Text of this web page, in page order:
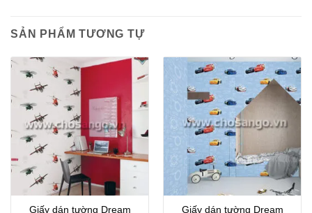
SẢN PHẨM TƯƠNG TỰ
Giấy dán tường Dream Giấy dán tường Dream